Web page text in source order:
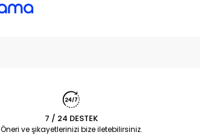
7 / 24 DESTEK
Öneri ve şikayetlerinizi bize iletebilirsiniz.